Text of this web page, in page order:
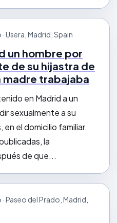
Usera, Madrid, Spain
un hombre por
de su hijastra de
madre trabajaba
en Madrid a un
sexualmente a su
en el domicilio familiar.
la
de que...
Paseo del Prado, Madrid,